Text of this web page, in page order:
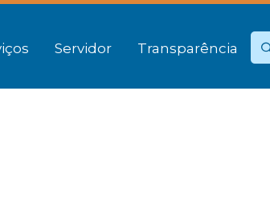
Servidor Transparência